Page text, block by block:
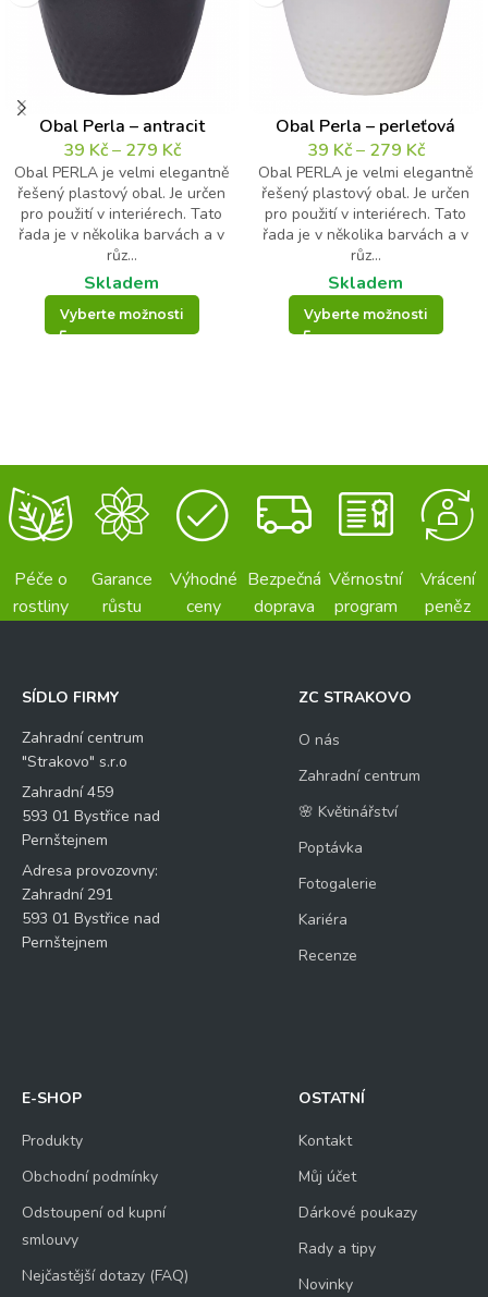
Obal Perla – antracit
39 Kč– 279 Kč
Obal PERLA je velmi elegantně
řešený plastový obal. Je určen
pro použití v interiérech. Tato
řada je v několika barvách a v
růz...
Skladem
Vyberte možnosti
Obal Perla – perleťová
39 Kč– 279 Kč
Obal PERLA je velmi elegantně
řešený plastový obal. Je určen
pro použití v interiérech. Tato
řada je v několika barvách a v
růz...
Skladem
Vyberte možnosti
Péče o
rostliny
Garance
růstu
Výhodné
ceny
Bezpečná
doprava
Věrnostní
program
Vrácení
peněz
SÍDLO FIRMY
Zahradní centrum
"Strakovo" s.r.o
Zahradní 459
593 01 Bystřice nad
Pernštejnem
Adresa provozovny:
Zahradní 291
593 01 Bystřice nad
Pernštejnem
ZC STRAKOVO
O nás
Zahradní centrum
🌸 Květinářství
Poptávka
Fotogalerie
Kariéra
Recenze
E-SHOP
Produkty
Obchodní podmínky
Odstoupení od kupní
smlouvy
Nejčastější dotazy (FAQ)
OSTATNÍ
Kontakt
Můj účet
Dárkové poukazy
Rady a tipy
Novinky